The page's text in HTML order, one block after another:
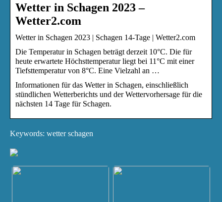
Wetter in Schagen 2023 –
Wetter2.com
Wetter in Schagen 2023 | Schagen 14-Tage | Wetter2.com
Die Temperatur in Schagen beträgt derzeit 10°C. Die für
heute erwartete Höchsttemperatur liegt bei 11°C mit einer
Tiefsttemperatur von 8°C. Eine Vielzahl an …
Informationen für das Wetter in Schagen, einschließlich
stündlichen Wetterberichts und der Wettervorhersage für die
nächsten 14 Tage für Schagen.
Keywords: wetter schagen